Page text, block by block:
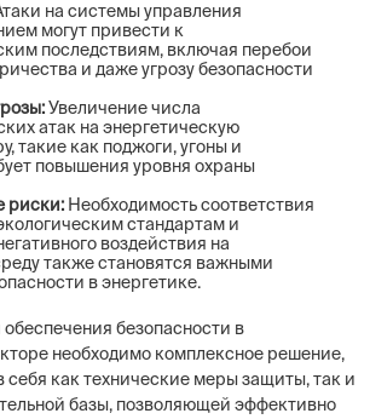
на системы управления
могут привести к
последствиям, включая перебои
и даже угрозу безопасности
Увеличение числа
атак на энергетическую
такие как поджоги, угоны и
повышения уровня охраны
риски: Необходимость соответствия
стандартам и
воздействия на
также становятся важными
в энергетике.
безопасности в
необходимо комплексное решение,
себя как технические меры защиты, так и
базы, позволяющей эффективно